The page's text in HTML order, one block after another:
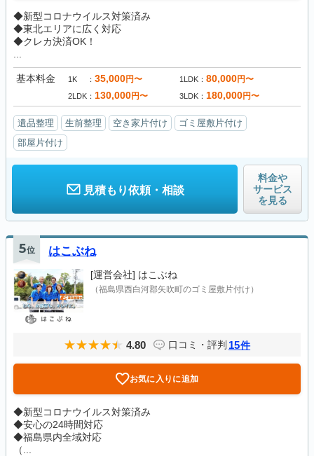
◆新型コロナウイルス対策済み
◆東北エリアに広く対応
◆クレカ決済OK！
基本料金 1K 35,000円〜 1LDK 80,000円〜
2LDK 130,000円〜 3LDK 180,000円〜
遺品整理 生前整理 空き家片付け
ゴミ屋敷片付け
部屋片付け
見積もり依頼・相談
料金や
サービス
を見る
5位 はこぶね
[運営会社] はこぶね
（福島県西白河郡矢吹町のゴミ屋敷片付け）
4.80 口コミ・評判 15件
お気に入りに追加
◆新型コロナウイルス対策済み
◆安心の24時間対応
◆福島県内全域対応
（...